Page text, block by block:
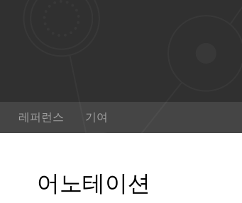
문서
수 있다. 또한, 문서에 기
것도 도움을 줄 수 있다
레퍼런스 기여
어노테이션